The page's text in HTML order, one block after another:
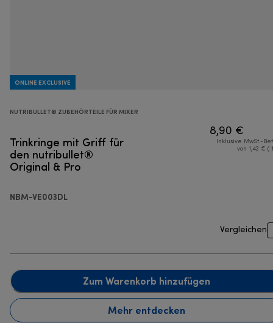
ONLINE EXCLUSIVE
NUTRIBULLET® ZUBEHÖRTEILE FÜR MIXER
Trinkringe mit Griff für
den nutribullet®
Original & Pro
NBM-VE003DL
8,90 €
Inklusive MwSt.-
von 1,42 € (
Vergleichen
Zum Warenkorb hinzufügen
Mehr entdecken